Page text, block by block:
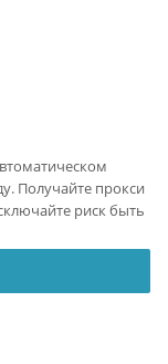
Получайте прокси
риск быть